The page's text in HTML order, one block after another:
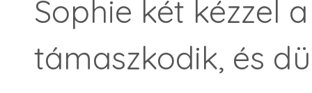
Sophie két kézzel
támaszkodik, és